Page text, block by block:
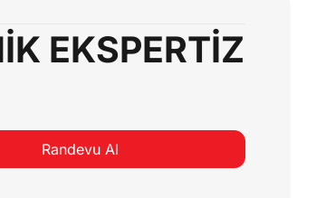
EKSPERTİZ
Randevu Al